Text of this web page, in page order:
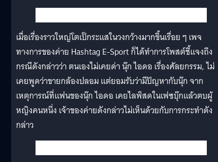
เมื่อเรื่องราวใหญ่โตเป็กระแสในวงกว้างมากขึ้นเรื่อย ๆ เพจ
ทางการของค่าย Hashtag E-Sport ก็ได้ทำการโพสต์ชี้แจงถึง
กรณีดังกล่าวว่า ตนเองไม่เคยด่า นุ๊ก ไอดอ เรื่องศัลยกรรม, ไม่
เคยพูดว่าขายกล้องปลอม แต่ยอมรับว่ามีปัญหากับนุ๊ก จาก
เหตุการณ์ที่แฟนของนุ๊ก ไอดอ เคยไลฟ์สดในเฟซบุ๊กแล้วตบผู้
หญิงคนหนึ่ง เจ้าของค่ายดังกล่าวไม่เห็นด้วยกับการกระทำดัง
กล่าว